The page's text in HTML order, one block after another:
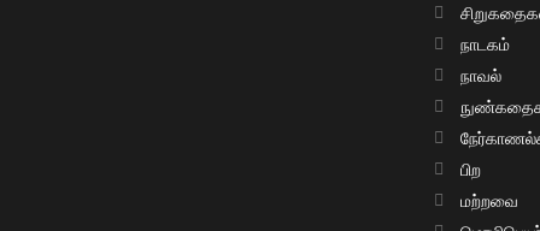
நாடகம்
நாவல்
பிற
மற்றவை